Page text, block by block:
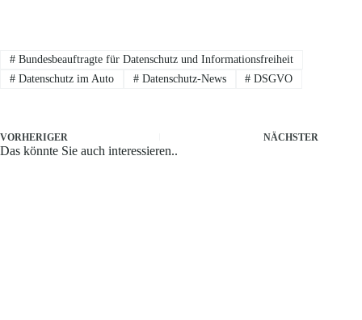
#Bundesbeauftragte für Datenschutz und Informationsfreiheit
#Datenschutz im Auto #Datenschutz-News # DSGVO
VORHERIGER NÄCHSTER
Das könnte Sie auch interessieren..